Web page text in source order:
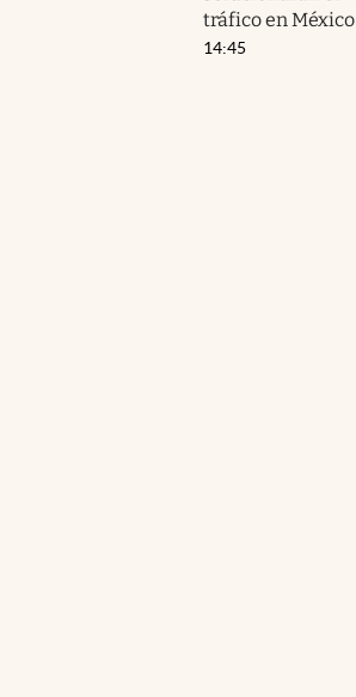
tráfico en México
14:45